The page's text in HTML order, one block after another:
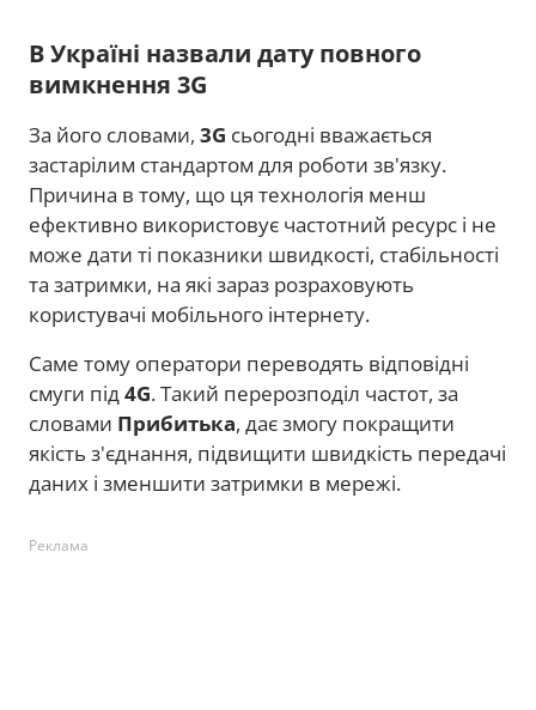
В Україні назвали дату повного
вимкнення 3G
За його словами, 3G сьогодні вважається
застарілим стандартом для роботи зв'язку.
Причина в тому, що ця технологія менш
ефективно використовує частотний ресурс і не
може дати ті показники швидкості, стабільності
та затримки, на які зараз розраховують
користувачі мобільного інтернету.
Саме тому оператори переводять відповідні
смуги під4G. Такий перерозподіл частот, за
словами Прибитька, дає змогу покращити
якість з'єднання, підвищити швидкість передачі
даних і зменшити затримки в мережі.
Реклама